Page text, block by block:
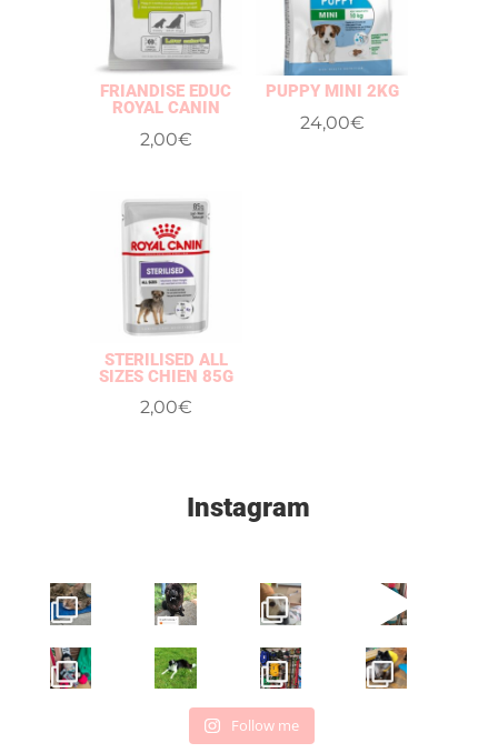
FRIANDISE EDUC
ROYAL CANIN
2,00€
PUPPY MINI 2KG
24,00€
STERILISED ALL
SIZES CHIEN 85G
2,00€
Instagram
Follow me